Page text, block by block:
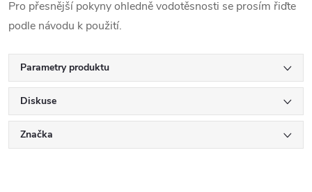
Pro přesnější pokyny ohledně vodotěsnosti se prosím řiďte
podle návodu k použití.
Parametry produktu
Diskuse
Značka